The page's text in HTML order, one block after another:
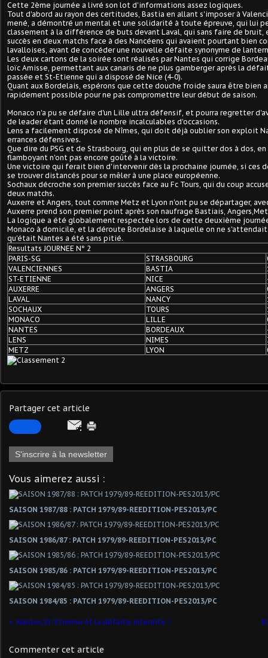
Cette 2ème journée a livré son lot d'informations assez logiques.
Tout d'abord au rayon des certitudes, Bastia en allant s'imposer à
mené, a démontré un mental et une solidarité à toute épreuve, qui lui
classement à la différence de buts devant Laval, qui sans faire de bruit,
succès en deux matchs face à des Nancéens qui avaient pourtant bien
lavalloises, avant de concéder une nouvelle défaite synonyme de
Les deux cartons de la soirée sont réalisés par Nantes qui corrige
loïc Amisse, permettant aux canaris de ne plus gamberger après la
passée et St-Etienne qui a disposé de Nice (4-0).
Quant aux Bordelais, espérons que cette douche froide saura être bien
rapidement possible pour ne pas compromettre leur début de saison.
Monaco n'a pu se défaire d'un Lille ultra défensif, et pourra regretter
de leader étant donné le nombre incalculables d'occasions.
Lens a facilement disposé de Nîmes, qui doit déjà oublier son exploit
errances défensives.
Que dire du PSG et de Strasbourg, qui en plus de se quitter dos à dos,
flamboyant n'ont pas encore goûté à la victoire.
Une victoire qui ferait bien d'intervenir dès la prochaine journée, si ces
se trouver distancés pour se mêler à une place européenne.
Sochaux décroche son premier succès face au Fc Tours, qui du coup
deux matchs.
Auxerre et Angers, tout comme Metz et Lyon n'ont pu se départager,
Auxerre prend son premier point après son naufrage Bastiais,
La logique a été globalement respectée lors de cette deuxième
Monaco à domicile, et la déroute Bordelaise à laquelle on ne
qu'était Nantes a été sans pitié.
Resultats JOURNEE N° 2
PARIS-SG
STRASBOURG
VALENCIENNES
BASTIA
ST-ETIENNE
NICE
AUXERRE
ANGERS
LAVAL
NANCY
SOCHAUX
TOURS
MONACO
LILLE
NANTES
BORDEAUX
LENS
NIMES
METZ
LYON
Partager cet article
S'inscrire à la newsletter
Vous aimerez aussi :
SAISON 1987/88 : PATCH 1979/89-REEDITION-PES2013/PC
SAISON 1986/87 : PATCH 1979/89-REEDITION-PES2013/PC
SAISON 1985/86 : PATCH 1979/89-REEDITION-PES2013/PC
SAISON 1984/85 : PATCH 1979/89-REEDITION-PES2013/PC
Nantes,St-Etienne et la défaite interdite !
Commenter cet article